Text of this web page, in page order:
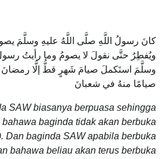
كانَ رسولُ اللَّهِ صلَّى اللَّهُ عليهِ وسلَّمَ
ويُفطِرُ حتَّى نقولَ لا يصومُ وما رأيتُ
وسلَّمَ استَكملَ صيامَ شَهرٍ قطُّ إلَّا رمضانَ
صيامًا منهُ في شعبانَ
SAW biasanya berpuasa sehingga
baginda tidak akan berbuka
Dan baginda SAW apabila berbuka
bahawa beliau akan terus berbuka